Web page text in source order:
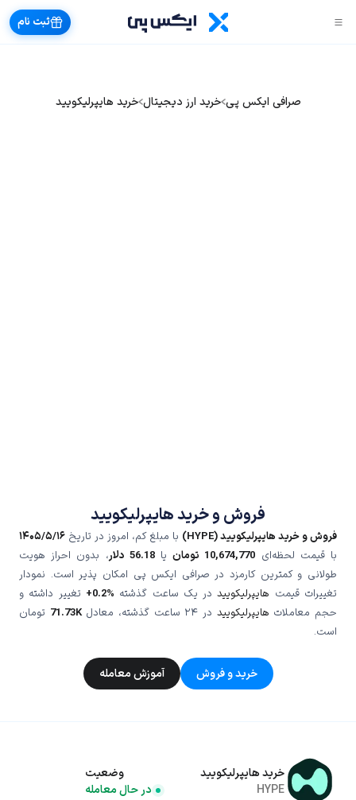
ثبت نام
صرافی ایکس پی خرید ارز دیجیتال خرید هایپرلیکویید
فروش و خرید هایپرلیکویید
فروش و خرید هایپرلیکویید (HYPE) با مبلغ کم، امروز در تاریخ ۱۴۰۵/۵/۱۶
با قیمت لحظه‌ای 10,674,770 تومانیا56.18 دلار، بدون احراز هویت
طولانی و کمترین کارمزد در صرافی ایکس پی امکان پذیر است. نمودار
تغییرات قیمت هایپرلیکوییددر یک ساعت گذشته +0.2% تغییر داشته و
حجم معاملات هایپرلیکویید در ۲۴ ساعت گذشته، معادل 71.73K تومان
است.
خرید و فروش آموزش معامله
خرید هایپرلیکویید
HYPE
وضعیت
در حال معامله